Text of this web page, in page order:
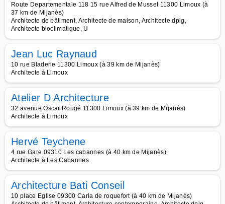
Route Departementale 118 15 rue Alfred de Musset 11300 Limoux (à
37 km de Mijanès)
Architecte de bâtiment, Architecte de maison, Architecte dplg,
Architecte bioclimatique, U
Jean Luc Raynaud
10 rue Bladerie 11300 Limoux (à 39 km de Mijanès)
Architecte à Limoux
Atelier D Architecture
32 avenue Oscar Rougé 11300 Limoux (à 39 km de Mijanès)
Architecte à Limoux
Hervé Teychene
4 rue Gare 09310 Les cabannes (à 40 km de Mijanès)
Architecte à Les Cabannes
Architecture Bati Conseil
10 place Eglise 09300 Carla de roquefort (à 40 km de Mijanès)